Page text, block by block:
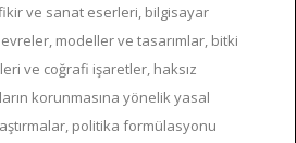
ve sanat eserleri, bilgisayar
modeller ve tasarımlar, bitki
ve coğrafi işaretler, haksız
korunmasına yönelik yasal
politika formülasyonu